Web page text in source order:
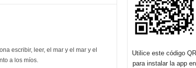
escribir, leer, el mar y el mar y el
a los míos.
Utilice este código QR
para instalar la app en